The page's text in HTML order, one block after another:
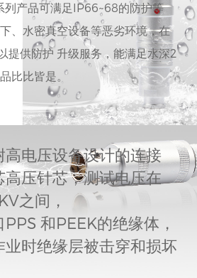
产品可满足IP66~68的防护等
、水密真空设备等恶劣环境，在
提供防护 升级服务，能满足水深2
比比皆是。
高电压设备设计的连接
高压针芯，测试电压在
之间，
和PEEK的绝缘体，
业时绝缘层被击穿和损坏